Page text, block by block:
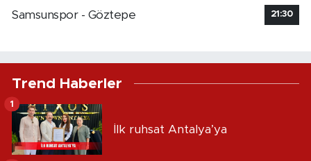
Samsunspor - Göztepe
21:30
Trend Haberler
İlk ruhsat Antalya’ya
1